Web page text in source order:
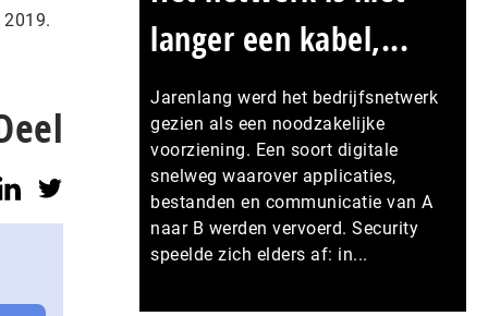
langer een kabel,...
Jarenlang werd het bedrijfsnetwerk
gezien als een noodzakelijke
voorziening. Een soort digitale
snelweg waarover applicaties,
bestanden en communicatie van A
naar B werden vervoerd. Security
speelde zich elders af: in...